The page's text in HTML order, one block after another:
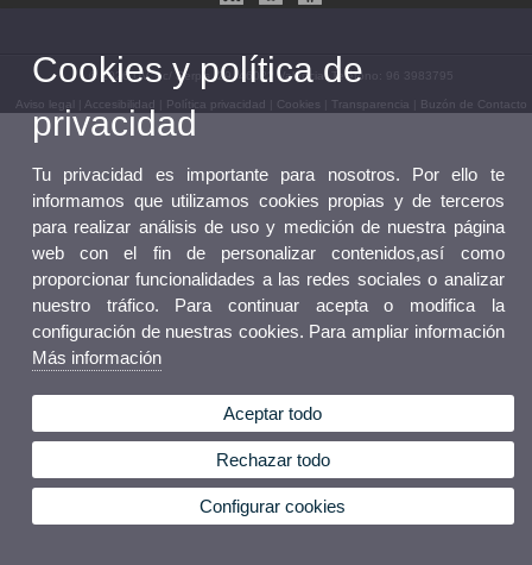
© 2026 UV. - c/ Serpis, 29. 46022 Valencia. Teléfono: 96 3983795
Aviso legal Accesibilidad Política privacidad Cookies Transparencia Buzón de Contacto
Cookies y política de
privacidad
Tu privacidad es importante para nosotros. Por ello te
informamos que utilizamos cookies propias y de terceros
para realizar análisis de uso y medición de nuestra página
web con el fin de personalizar contenidos,así como
proporcionar funcionalidades a las redes sociales o analizar
nuestro tráfico. Para continuar acepta o modifica la
configuración de nuestras cookies. Para ampliar información
Más información
Aceptar todo
Rechazar todo
Configurar cookies